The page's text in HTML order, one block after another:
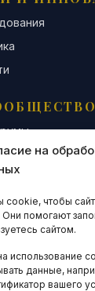
на
чтобы
помогают
сайтом.
использование
данные,
вашего
ENGLISH